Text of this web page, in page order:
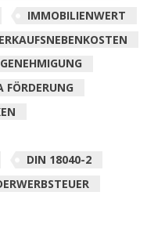
IMMOBILIENWERT
FÖRDERUNG
DIN 18040-2